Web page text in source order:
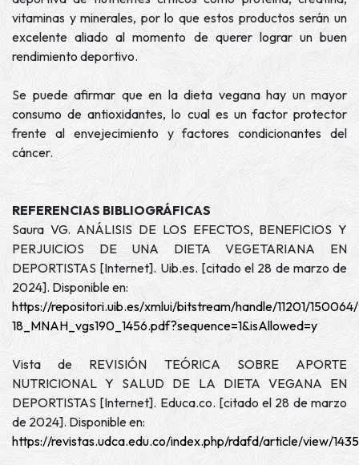
vitaminas y minerales, por lo que estos productos serán un
excelente aliado al momento de querer lograr un buen
rendimiento deportivo.
Se puede afirmar que en la dieta vegana hay un mayor
consumo de antioxidantes, lo cual es un factor protector
frente al envejecimiento y factores condicionantes del
cáncer.
REFERENCIAS BIBLIOGRÁFICAS
Saura VG. ANÁLISIS DE LOS EFECTOS, BENEFICIOS Y
PERJUICIOS DE UNA DIETA VEGETARIANA EN
DEPORTISTAS [Internet]. Uib.es. [citado el 28 de marzo de
2024]. Disponible en:
https://repositori.uib.es/xmlui/bitstream/handle/11201/
18_MNAH_vgs190_1456.pdf?sequence=1&isAllowed=y
Vista de REVISIÓN TEÓRICA SOBRE APORTE
NUTRICIONAL Y SALUD DE LA DIETA VEGANA EN
DEPORTISTAS [Internet]. Educa.co. [citado el 28 de marzo
de 2024]. Disponible en:
https://revistas.udca.edu.co/index.php/rdafd/article/view/